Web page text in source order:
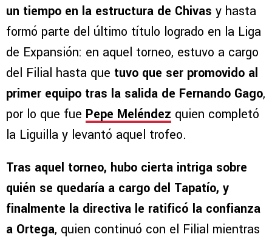
un tiempo en la estructura de Chivas y hasta
formó parte del último título logrado en la Liga
de Expansión: en aquel torneo, estuvo a cargo
del Filial hasta que tuvo que ser promovido al
primer equipo tras la salida de Fernando Gago,
por lo que fue Pepe Meléndez quien completó
la Liguilla y levantó aquel trofeo.
Tras aquel torneo, hubo cierta intriga sobre
quién se quedaría a cargo del Tapatío, y
finalmente la directiva le ratificó la confianza
a Ortega, quien continuó con el Filial mientras